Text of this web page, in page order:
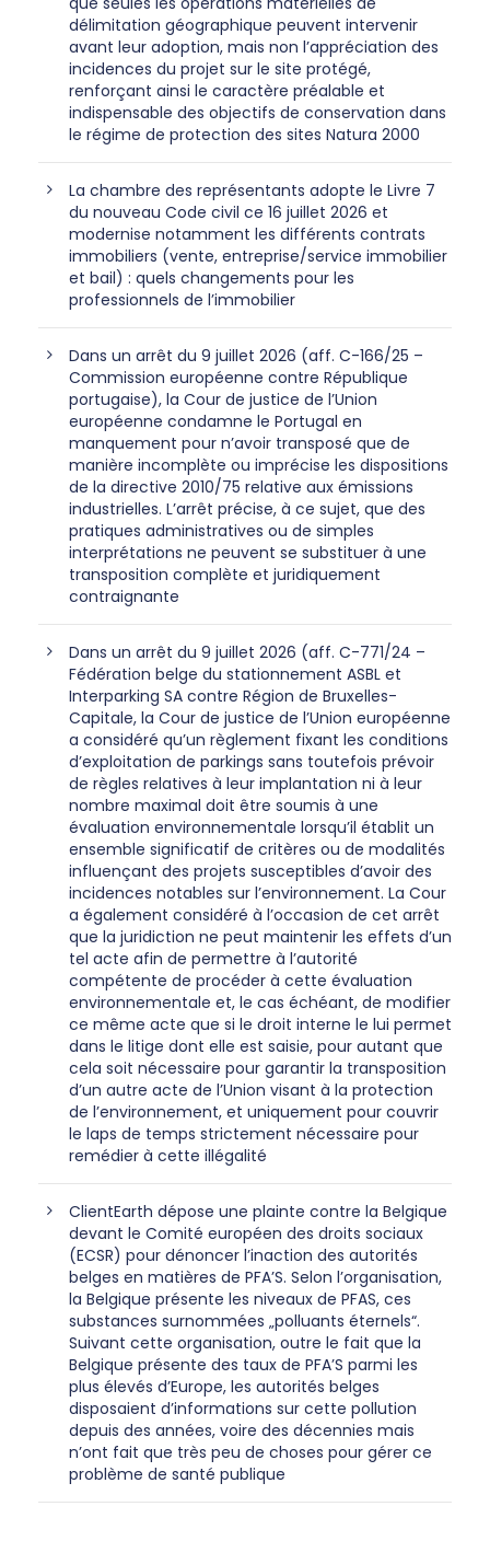
délimitation géographique peuvent intervenir
avant leur adoption, mais non l’appréciation des
incidences du projet sur le site protégé,
renforçant ainsi le caractère préalable et
indispensable des objectifs de conservation dans
le régime de protection des sites Natura 2000
La chambre des représentants adopte le Livre 7
du nouveau Code civil ce 16 juillet 2026 et
modernise notamment les différents contrats
immobiliers (vente, entreprise/service immobilier
et bail) : quels changements pour les
professionnels de l’immobilier
Dans un arrêt du 9 juillet 2026 (aff. C-166/25 –
Commission européenne contre République
portugaise), la Cour de justice de l’Union
européenne condamne le Portugal en
manquement pour n’avoir transposé que de
manière incomplète ou imprécise les dispositions
de la directive 2010/75 relative aux émissions
industrielles. L’arrêt précise, à ce sujet, que des
pratiques administratives ou de simples
interprétations ne peuvent se substituer à une
transposition complète et juridiquement
contraignante
Dans un arrêt du 9 juillet 2026 (aff. C-771/24 –
Fédération belge du stationnement ASBL et
Interparking SA contre Région de Bruxelles-
Capitale, la Cour de justice de l’Union européenne
a considéré qu’un règlement fixant les conditions
d’exploitation de parkings sans toutefois prévoir
de règles relatives à leur implantation ni à leur
nombre maximal doit être soumis à une
évaluation environnementale lorsqu’il établit un
ensemble significatif de critères ou de modalités
influençant des projets susceptibles d’avoir des
incidences notables sur l’environnement. La Cour
a également considéré à l’occasion de cet arrêt
que la juridiction ne peut maintenir les effets d’un
tel acte afin de permettre à l’autorité
compétente de procéder à cette évaluation
environnementale et, le cas échéant, de modifier
ce même acte que si le droit interne le lui permet
dans le litige dont elle est saisie, pour autant que
cela soit nécessaire pour garantir la transposition
d’un autre acte de l’Union visant à la protection
de l’environnement, et uniquement pour couvrir
le laps de temps strictement nécessaire pour
remédier à cette illégalité
ClientEarth dépose une plainte contre la Belgique
devant le Comité européen des droits sociaux
(ECSR) pour dénoncer l’inaction des autorités
belges en matières de PFA’S. Selon l’organisation,
la Belgique présente les niveaux de PFAS, ces
substances surnommées „polluants éternels“.
Suivant cette organisation, outre le fait que la
Belgique présente des taux de PFA’S parmi les
plus élevés d’Europe, les autorités belges
disposaient d’informations sur cette pollution
depuis des années, voire des décennies mais
n’ont fait que très peu de choses pour gérer ce
problème de santé publique